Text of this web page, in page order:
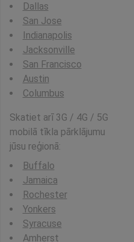
Dallas
San Jose
Indianapolis
Jacksonville
San Francisco
Austin
Columbus
Skatiet arī 3G / 4G / 5G
mobilā tīkla pārklājumu
jūsu reģionā:
Buffalo
Jamaica
Rochester
Yonkers
Syracuse
Amherst